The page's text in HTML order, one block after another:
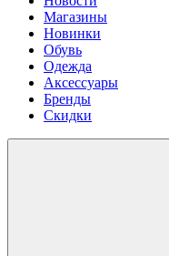
Магазины
Новинки
Обувь
Одежда
Аксессуары
Бренды
Скидки